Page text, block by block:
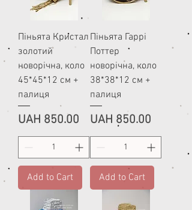
Піньята Кристал
золотий
новорічна, коло
45*45*12 см +
палиця
Price
UAH 850.00
Add to Cart
Піньята Гаррі
Поттер
новорічна, коло
38*38*12 см +
палиця
Price
UAH 850.00
Add to Cart